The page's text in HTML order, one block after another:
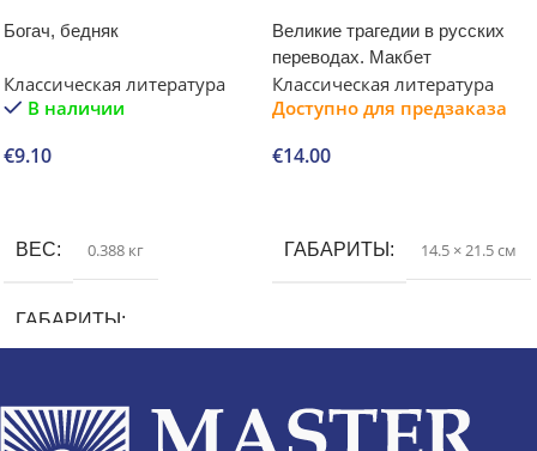
Богач, бедняк
Классическая литература
В наличии
€9.10
ВЕС 0.388 кг
ГАБАРИТЫ
Великие трагедии в русских
переводах. Макбет
Классическая литература
Доступно для предзаказа
€14.00
ГАБАРИТЫ 14.5 × 21.5 см